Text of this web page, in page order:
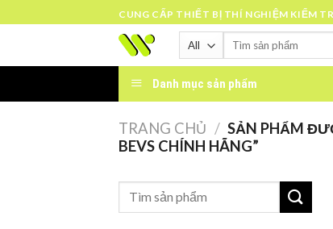
to
CUNG CẤP THIẾT BỊ THÍ NGHIỆM KIỂM
Tìm
Danh mục sản phẩm
TRANG CHỦ / SẢN PHẨM
BEVS CHÍNH HÃNG”